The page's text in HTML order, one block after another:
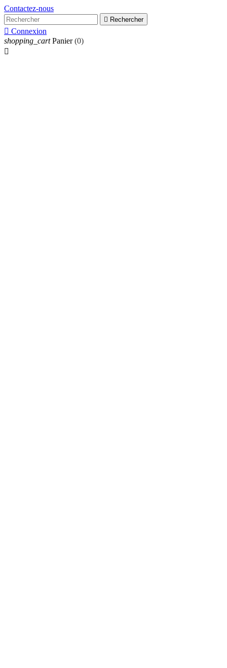
Contactez-nous
 Rechercher
 Connexion
shopping_cart Panier (0)
